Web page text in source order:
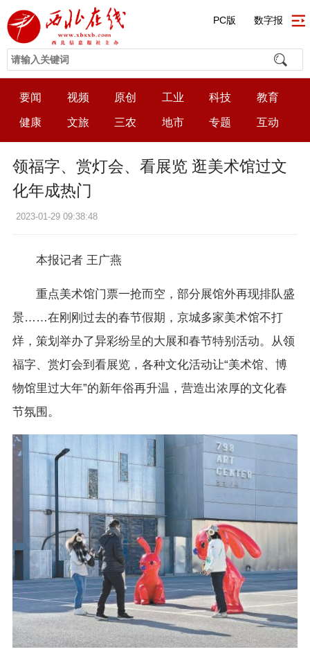
PC版 数字报
要闻 视频 原创 工业 科技 教育
健康 文旅 三农 地市 专题 互动
领福字、赏灯会、看展览 逛美术馆过文
化年成热门
2023-01-29 09:38:48
本报记者 王广燕
重点美术馆门票一抢而空，部分展馆外再现排队盛
景……在刚刚过去的春节假期，京城多家美术馆不打
烊，策划举办了异彩纷呈的大展和春节特别活动。从领
福字、赏灯会到看展览，各种文化活动让“美术馆、博
物馆里过大年”的新年俗再升温，营造出浓厚的文化春
节氛围。